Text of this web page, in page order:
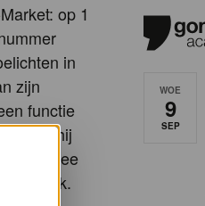
op 1
in
zijn
functie
- hij
De twee
aanpak.
WOE
9
SEP